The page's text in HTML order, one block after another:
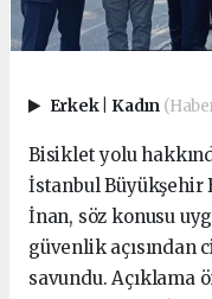
Erkek Kadın
Bisiklet yolu
İstanbul Büyükşehir
İnan, söz konusu
güvenlik açısından
savundu. Açıklama